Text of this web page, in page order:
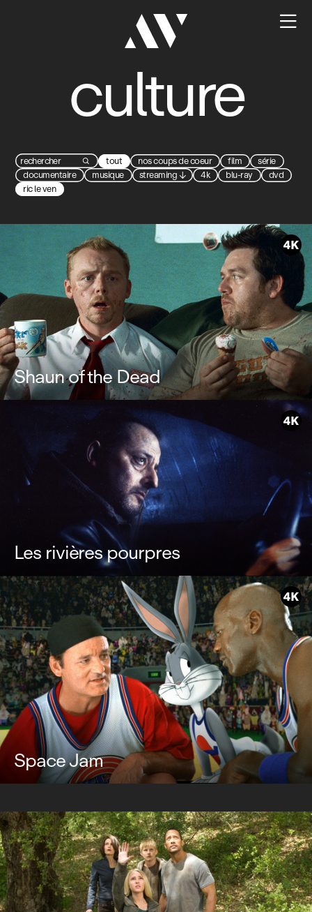

culture
 tout nos coups de coeur film
série
documentaire
musique streaming↓ 4k blu-ray
dvd
ric le ven
Shaun of the Dead
Les rivières pourpres
Space Jam